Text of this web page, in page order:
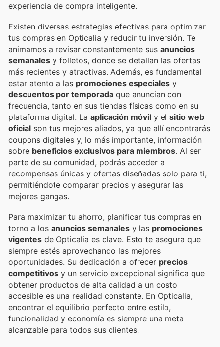
experiencia de compra inteligente.
Existen diversas estrategias efectivas para optimizar
tus compras en Opticalia y reducir tu inversión. Te
animamos a revisar constantemente sus anuncios
semanales y folletos, donde se detallan las ofertas
más recientes y atractivas. Además, es fundamental
estar atento a las promociones especiales y
descuentos por temporada que anuncian con
frecuencia, tanto en sus tiendas físicas como en su
plataforma digital. La aplicación móvil y el sitio web
oficial son tus mejores aliados, ya que allí encontrarás
coupons digitales y, lo más importante, información
sobre beneficios exclusivos para miembros. Al ser
parte de su comunidad, podrás acceder a
recompensas únicas y ofertas diseñadas solo para ti,
permitiéndote comparar precios y asegurar las
mejores gangas.
Para maximizar tu ahorro, planificar tus compras en
torno a los anuncios semanales y las promociones
vigentes de Opticalia es clave. Esto te asegura que
siempre estés aprovechando las mejores
oportunidades. Su dedicación a ofrecer precios
competitivos y un servicio excepcional significa que
obtener productos de alta calidad a un costo
accesible es una realidad constante. En Opticalia,
encontrar el equilibrio perfecto entre estilo,
funcionalidad y economía es siempre una meta
alcanzable para todos sus clientes.